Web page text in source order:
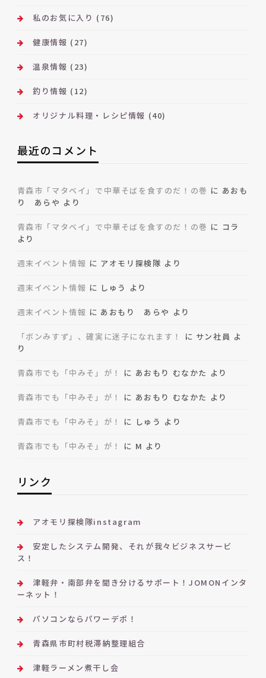
私のお気に入り (76)
健康情報 (27)
温泉情報 (23)
釣り情報 (12)
オリジナル料理・レシピ情報 (40)
最近のコメント
青森市「マタベイ」で中華そばを食すのだ！の巻 に あおも
り あらや より
青森市「マタベイ」で中華そばを食すのだ！の巻 に コラ
より
週末イベント情報 に アオモリ探検隊 より
週末イベント情報 に しゅう より
週末イベント情報 に あおもり あらや より
「ボンみすず」、確実に迷子になれます！ に サン社員 よ
り
青森市でも「中みそ」が！ に あおもり むなかた より
青森市でも「中みそ」が！ に あおもり むなかた より
青森市でも「中みそ」が！ に しゅう より
青森市でも「中みそ」が！ に M より
リンク
アオモリ探検隊instagram
安定したシステム開発、それが我々ビジネスサービ
ス！
津軽弁・南部弁を聞き分けるサポート！JOMONインタ
ーネット！
パソコンならパワーデポ！
青森県市町村税滞納整理組合
津軽ラーメン煮干し会